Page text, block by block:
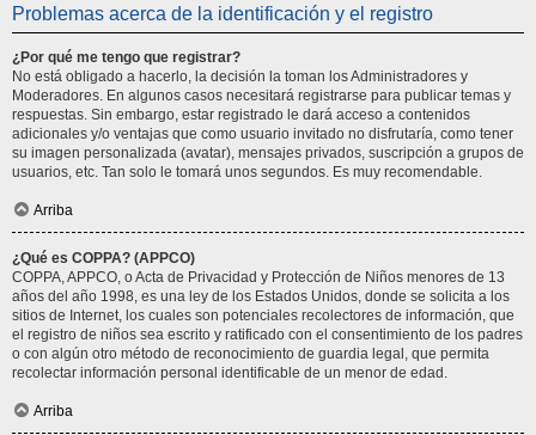
Problemas acerca de la identificación y el registro
¿Por qué me tengo que registrar?
No está obligado a hacerlo, la decisión la toman los Administradores y
Moderadores. En algunos casos necesitará registrarse para publicar temas y
respuestas. Sin embargo, estar registrado le dará acceso a contenidos
adicionales y/o ventajas que como usuario invitado no disfrutaría, como tener
su imagen personalizada (avatar), mensajes privados, suscripción a grupos de
usuarios, etc. Tan solo le tomará unos segundos. Es muy recomendable.
Arriba
¿Qué es COPPA? (APPCO)
COPPA, APPCO, o Acta de Privacidad y Protección de Niños menores de 13
años del año 1998, es una ley de los Estados Unidos, donde se solicita a los
sitios de Internet, los cuales son potenciales recolectores de información, que
el registro de niños sea escrito y ratificado con el consentimiento de los padres
o con algún otro método de reconocimiento de guardia legal, que permita
recolectar información personal identificable de un menor de edad.
Arriba